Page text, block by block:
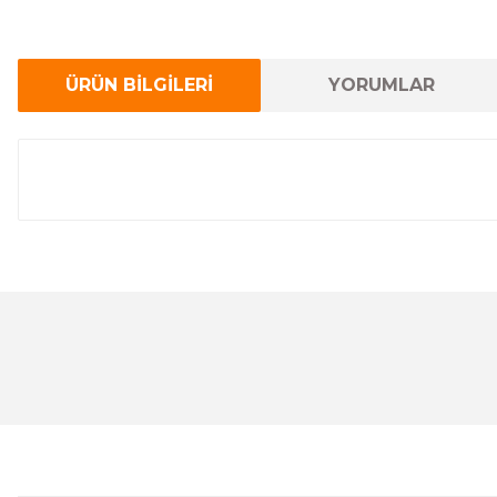
ÜRÜN BİLGİLERİ YORUMLAR